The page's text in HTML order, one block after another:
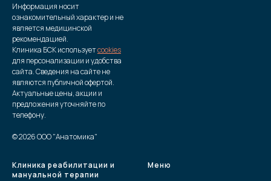
Информация носит
ознакомительный характер и не
является медицинской
рекомендацией.
Клиника БСК используетcookies
для персонализации и удобства
сайта. Сведения на сайте не
являются публичной офертой.
Актуальные цены, акции и
предложения уточняйте по
телефону.
© 2026 ООО "Анатомика"
Клиника реабилитации и
мануальной терапии
Меню